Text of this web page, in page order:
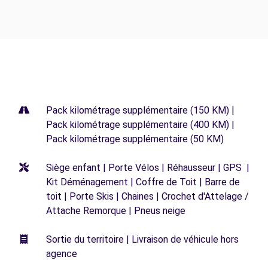
Pack kilométrage supplémentaire (150 KM) |
Pack kilométrage supplémentaire (400 KM) |
Pack kilométrage supplémentaire (50 KM)
Siège enfant | Porte Vélos | Réhausseur | GPS |
Kit Déménagement | Coffre de Toit | Barre de
toit | Porte Skis | Chaines | Crochet d'Attelage /
Attache Remorque | Pneus neige
Sortie du territoire | Livraison de véhicule hors
agence